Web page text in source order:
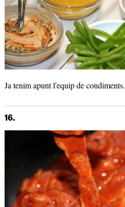
Ja tenim apunt l'equip de condiments.
16.